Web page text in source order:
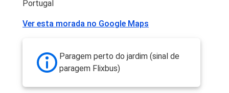
Portugal
Ver esta morada no Google Maps
Paragem perto do jardim (sinal de
paragem Flixbus)